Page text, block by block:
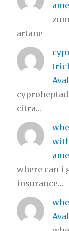
artane
citra…
where can i
insurance…